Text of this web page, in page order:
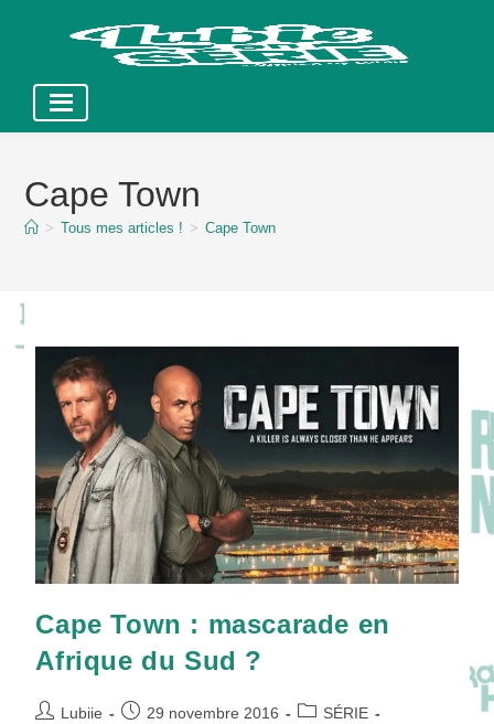
contentCape Town
> Tous mes articles ! > Cape Town
Cape Town : mascarade en
Afrique du Sud ?
Auteur/autrice
Lubiie
Publication
29 novembre 2016
PostSÉRIE